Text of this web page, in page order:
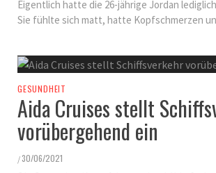
Eigentlich hatte die 26-jährige Jordan
Sie fühlte sich matt, hatte Kopfschmerzen
GESUNDHEIT
Aida Cruises stellt
vorübergehend ein
/ 30/06/2021